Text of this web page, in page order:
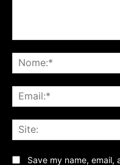
Save my name,